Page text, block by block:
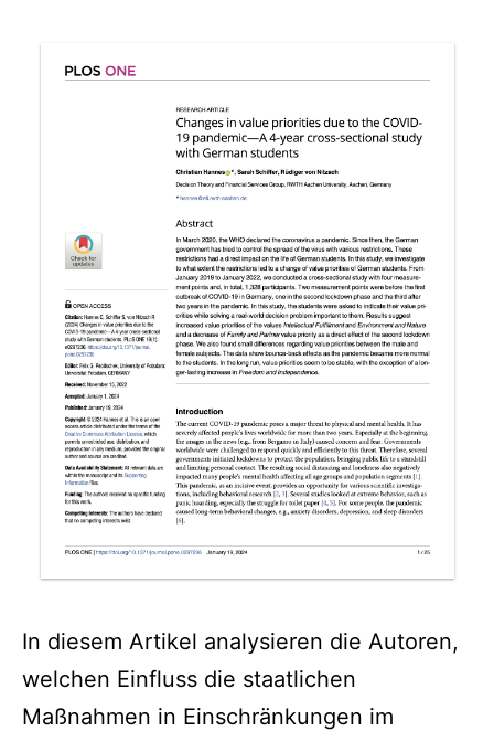
In diesem Artikel analysieren die Autoren,
welchen Einfluss die staatlichen
Maßnahmen in Einschränkungen im